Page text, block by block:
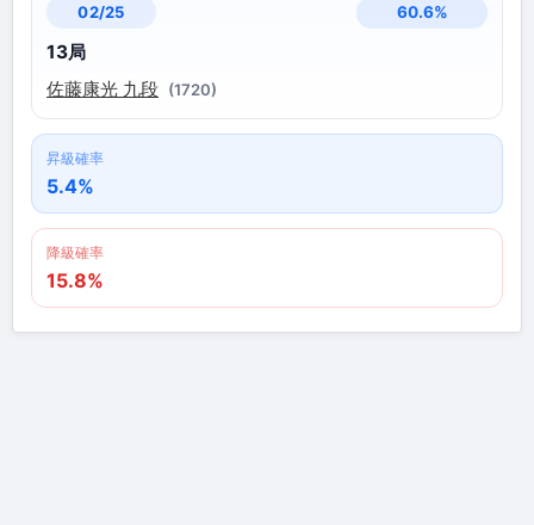
02/25 60.6%
13局
佐藤康光 九段 (1720)
昇級確率
5.4%
降級確率
15.8%